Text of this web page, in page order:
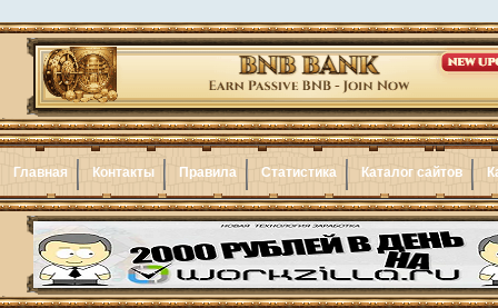
Главная Контакты Правила Статистика Каталог сайтов